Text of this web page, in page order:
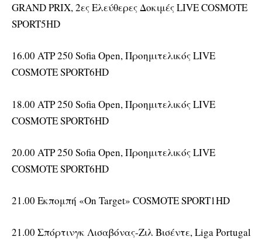
GRAND PRIX, 2ες Ελεύθερες Δοκιμές LIVE COSMOTE
SPORT5HD
16.00 ATP 250 Sofia Open, Προημιτελικός LIVE
COSMOTE SPORT6HD
18.00 ATP 250 Sofia Open, Προημιτελικός LIVE
COSMOTE SPORT6HD
20.00 ATP 250 Sofia Open, Προημιτελικός LIVE
COSMOTE SPORT6HD
21.00 Εκπομπή «On Target» COSMOTE SPORT1HD
21.00 Σπόρτινγκ Λισαβόνας-Ζιλ Βισέντε, Liga Portugal